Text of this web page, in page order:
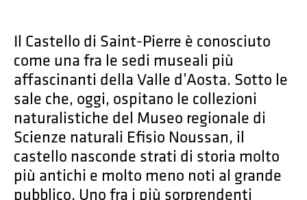
Il Castello di Saint-Pierre è conosciuto
come una fra le sedi museali più
affascinanti della Valle d’Aosta. Sotto le
sale che, oggi, ospitano le collezioni
naturalistiche del Museo regionale di
Scienze naturali Efisio Noussan, il
castello nasconde strati di storia molto
più antichi e molto meno noti al grande
pubblico. Uno fra i più sorprendenti